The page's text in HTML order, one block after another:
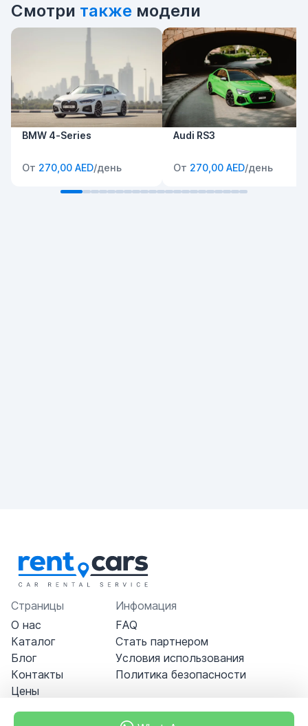
Смотри также модели
BMW 4-Series
От 270,00 AED/день
Audi RS3
От 270,00 AED/день
Страницы
О нас
Каталог
Блог
Контакты
Цены
Инфомация
FAQ
Стать партнером
Условия использования
Политика безопасности